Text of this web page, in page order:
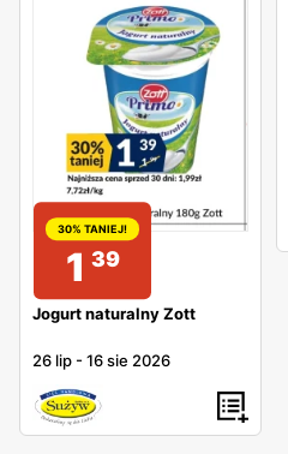
30% TANIEJ!
1 39
Jogurt naturalny Zott
26 lip -16 sie 2026